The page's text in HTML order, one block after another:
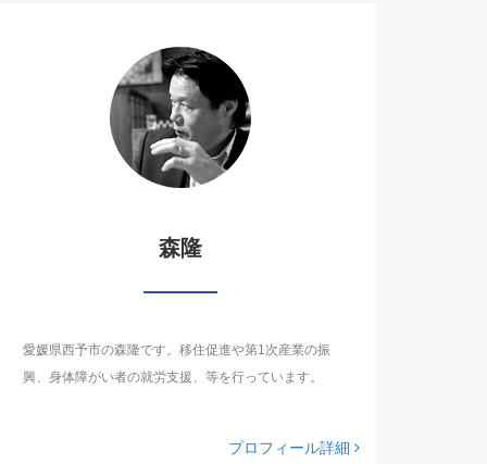
森隆
愛媛県西予市の森隆です。移住促進や第1次産業の振
興、身体障がい者の就労支援、等を行っています。
プロフィール詳細